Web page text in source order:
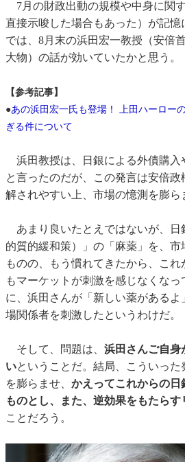
7月の財政出動の規模や中身に関
直接示唆した場合もあった）が記憶
では、8月末の浜田宏一教授（安倍
大物）の話が効いていたかと思う。
【参考記事】
●あの浜田宏一氏も登場！ 上田ハーロー
ぎる件について
浜田教授は、日銀による外債購入
と言ったのだが、この発言は安倍
解されやすい上、市場の憶測を膨ら
あまり良いたとえではないが、日
的質的緩和策）」の「麻薬」を、市
ものの、もう慣れてきたから、こ
もマーケットが刺激を感じなくな
に、浜田さんが「新しい薬がある
場関係者を刺激したというわけだ。
そして、問題は、 浜田さんご自身
いということだ。結局、こういっ
を膨らませ、 かえってこれからの
ものとし、また、逆効果をもたらす
ことだろう。